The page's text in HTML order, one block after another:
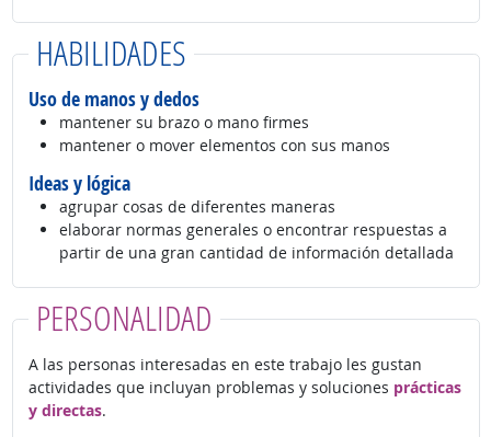
HABILIDADES
Uso de manos y dedos
mantener su brazo o mano firmes
mantener o mover elementos con sus manos
Ideas y lógica
agrupar cosas de diferentes maneras
elaborar normas generales o encontrar respuestas a
partir de una gran cantidad de información detallada
PERSONALIDAD
A las personas interesadas en este trabajo les gustan
actividades que incluyan problemas y soluciones prácticas
y directas.